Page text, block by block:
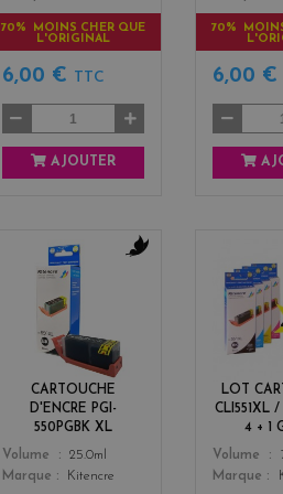
70% MOINS CHER QUE
L'ORIGINAL
6,00 € TTC
AJOUTER
70%
6,00 €
CARTOUCHE
D'ENCRE PGI-
550PGBK XL
Color
Volume
25.0ml
Marque
Kitencre
LOT
CLI551XL
4 + 1
Color
Volume
Marque